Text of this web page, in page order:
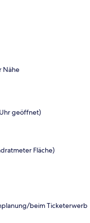
Nähe
geöffnet)
Fläche)
beim Ticketerwerb